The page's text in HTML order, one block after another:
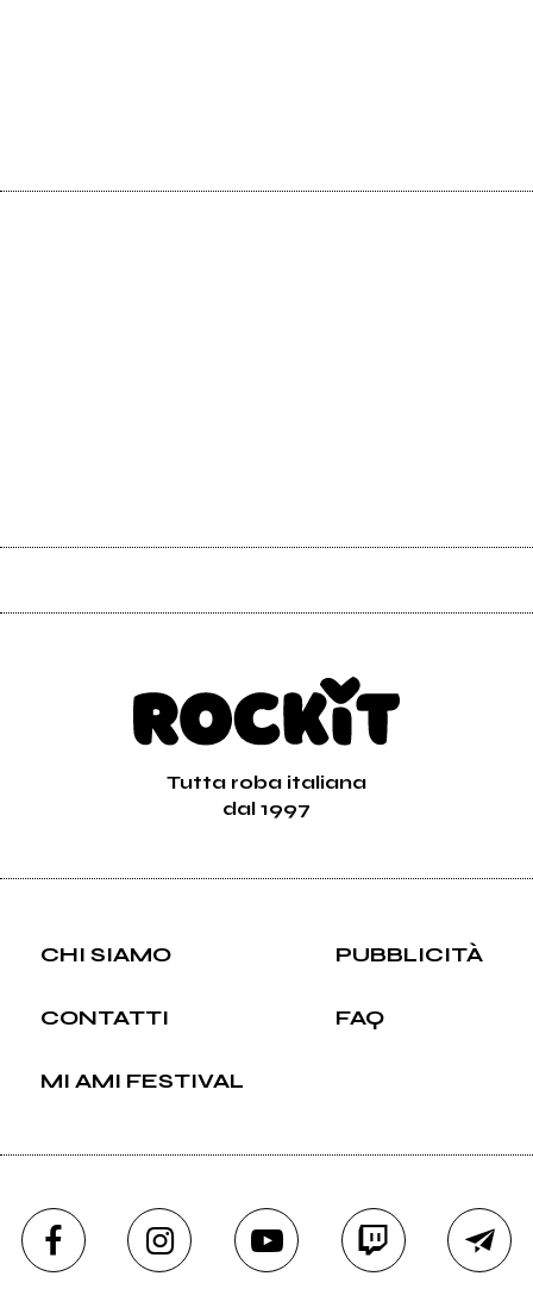
Tutta roba italiana
dal 1997
CHI SIAMO PUBBLICITÀ
CONTATTI FAQ
MI AMI FESTIVAL